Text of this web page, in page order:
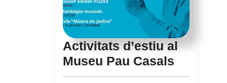
Activitats d’estiu al
Museu Pau Casals
d’estiu